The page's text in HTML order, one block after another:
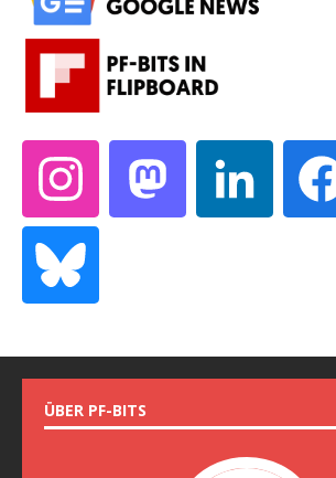
ÜBER PF-BITS